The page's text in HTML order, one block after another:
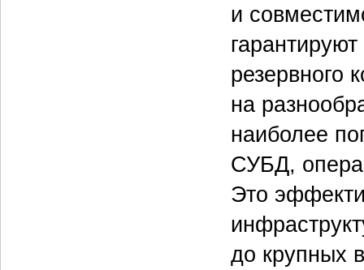
и
резервного
на
наиболее
СУБД,
Это
до крупных